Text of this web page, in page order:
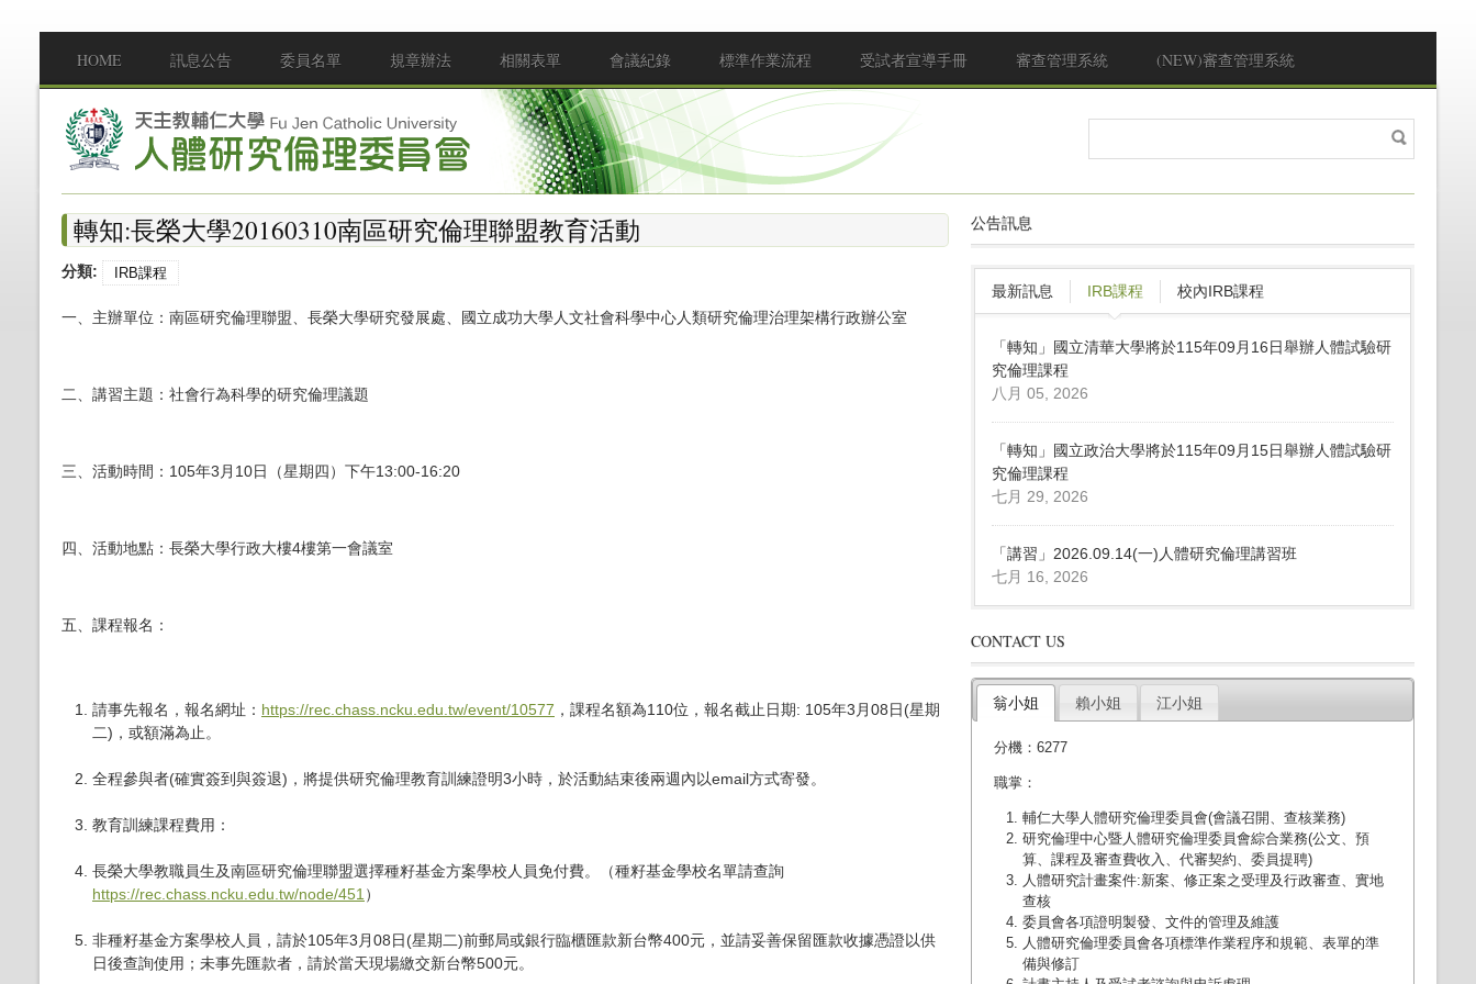
Main menu
HOME 訊息公告 委員名單 規章辦法 相關表單 會議紀錄 標準作業流程 受試者宣導手冊 審查管理系統 (NEW)審查管理系統
搜尋表單
搜
尋
轉知:長榮大學20160310南區研究倫理聯盟教育活動
分類: IRB課程
一、主辦單位：南區研究倫理聯盟、長榮大學研究發展處、國立成功大學人文社會科學中心人類研究倫理治理架構行政辦公室
二、講習主題：社會行為科學的研究倫理議題
三、活動時間：105年3月10日（星期四）下午13:00-16:20
四、活動地點：長榮大學行政大樓4樓第一會議室
五、課程報名：
請事先報名，報名網址： https://rec.chass.ncku.edu.tw/event/10577 ，課程名額為110位，報名截止日期: 105年3月08日(星期
二)，或額滿為止。
全程參與者(確實簽到與簽退)，將提供研究倫理教育訓練證明3小時，於活動結束後兩週內以email方式寄發。
教育訓練課程費用：
長榮大學教職員生及南區研究倫理聯盟選擇種籽基金方案學校人員免付費。（種籽基金學校名單請查詢
https://rec.chass.ncku.edu.tw/node/451 ）
非種籽基金方案學校人員，請於105年3月08日(星期二)前郵局或銀行臨櫃匯款新台幣400元，並請妥善保留匯款收據憑證以供
日後查詢使用；未事先匯款者，請於當天現場繳交新台幣500元。
公告訊息
最新訊息 IRB課程 校內IRB課程
「轉知」國立清華大學將於115年09月16日舉辦人體試驗研
究倫理課程
八月 05, 2026
「轉知」國立政治大學將於115年09月15日舉辦人體試驗研
究倫理課程
七月 29, 2026
「講習」2026.09.14(一)人體研究倫理講習班
七月 16, 2026
CONTACT US
翁小姐 賴小姐 江小姐
分機：6277
職掌：
輔仁大學人體研究倫理委員會(會議召開、查核業務)
研究倫理中心暨人體研究倫理委員會綜合業務(公文、預
算、課程及審查費收入、代審契約、委員提聘)
人體研究計畫案件:新案、修正案之受理及行政審查、實地
查核
委員會各項證明製發、文件的管理及維護
人體研究倫理委員會各項標準作業程序和規範、表單的準
備與修訂